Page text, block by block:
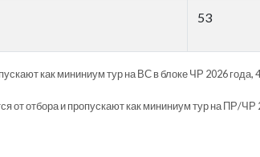
53
как мининиум тур на ВС в блоке ЧР 2026 года,
от отбора и пропускают как мининиум тур на ПР/ЧР